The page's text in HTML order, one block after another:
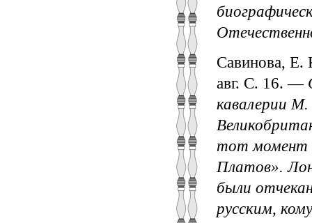
Савинова, Е.
авг. С. 16. —
кавалерии
тот момент
Платов».
были
русским,